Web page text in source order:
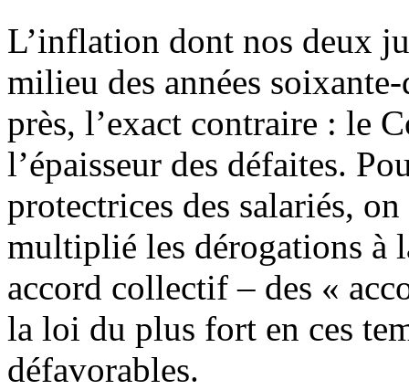
L’inflation dont nos deux
milieu des années
près, l’exact contraire : le
l’épaisseur des défaites.
protectrices des salariés,
multiplié les dérogations à
accord collectif – des «
la loi du plus fort en ces
défavorables.